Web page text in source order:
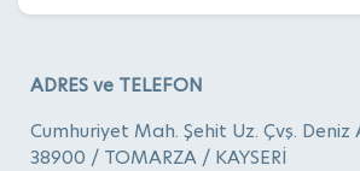
ADRES ve TELEFON
Cumhuriyet Mah. Şehit Uz. Çvş. Deniz
38900 / TOMARZA / KAYSERİ